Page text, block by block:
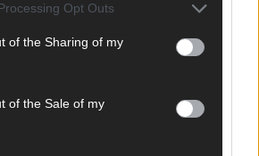
Opt Outs
of the Sharing of my
of the Sale of my
Westernbrauerei – der
macht vieles neu